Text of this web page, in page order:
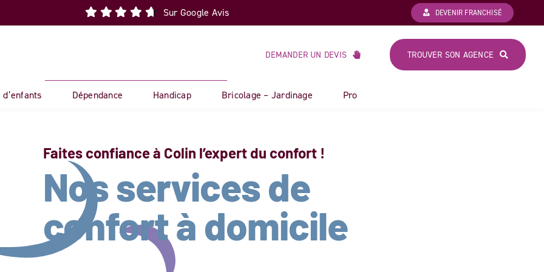
Sur Google Avis DEVENIR FRANCHISÉ
DEMANDER UN DEVIS TROUVER SON AGENCE
d’enfants Dépendance Handicap Bricolage – Jardinage Pro
Faites confiance à Colin l’expert du confort !
Nos services de
confort à domicile